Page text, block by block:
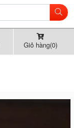
Giỏ hàng(0)